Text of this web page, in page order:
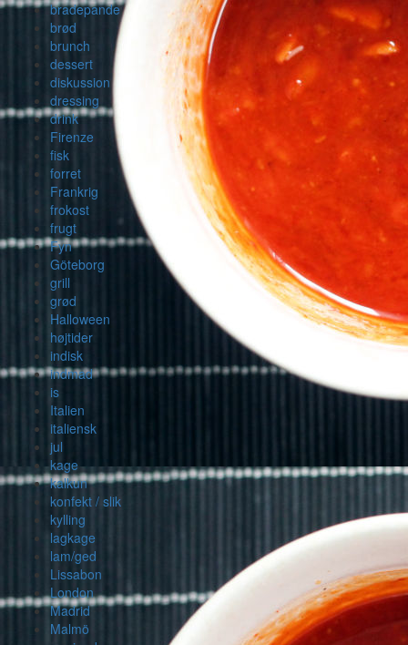
bradepande
brød
brunch
dessert
diskussion
dressing
drink
Firenze
fisk
forret
Frankrig
frokost
frugt
Fyn
Göteborg
grill
grød
Halloween
højtider
indisk
indmad
is
Italien
italiensk
jul
kage
kalkun
konfekt / slik
kylling
lagkage
lam/ged
Lissabon
London
Madrid
Malmö